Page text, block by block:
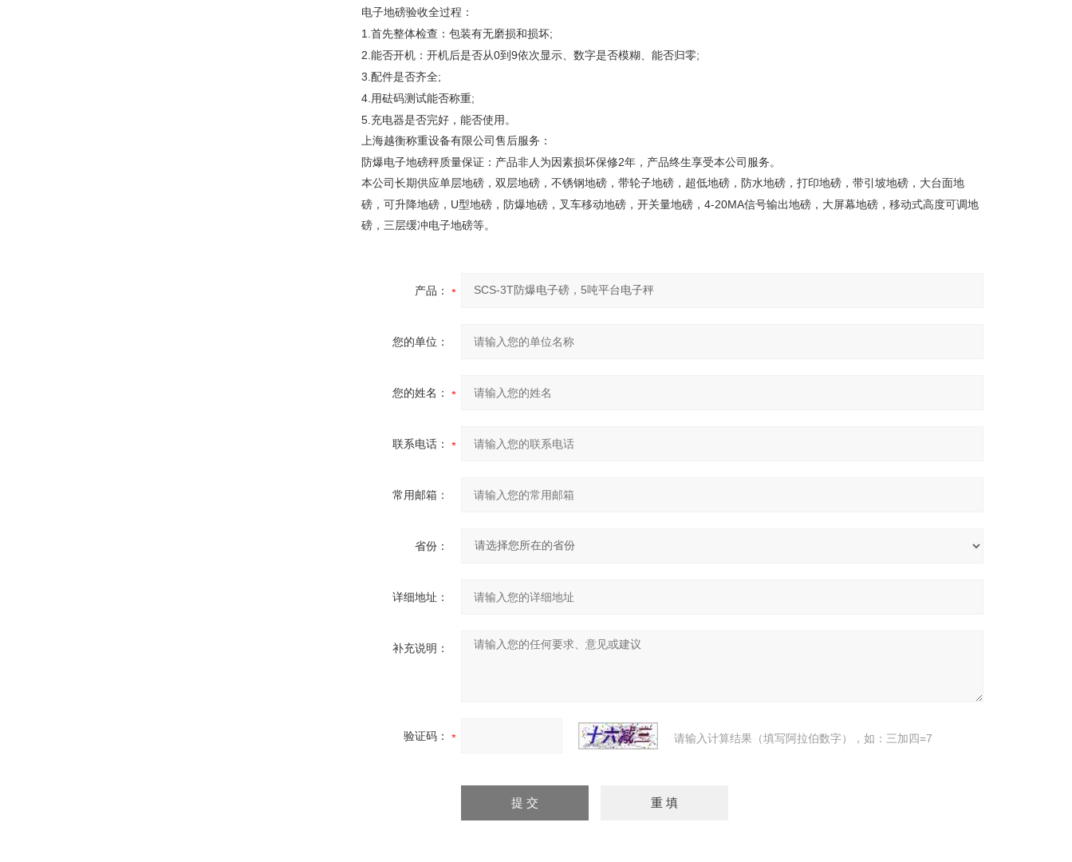
电子地磅验收全过程：
1. 首先整体检查：包装有无磨损和损坏;
2. 能否开机：开机后是否从0到 9依次显示、数字是否模糊、能否归零;
3. 配件是否齐全;
4. 用砝码测试能否称重;
5. 充电器是否完好，能否使用。
上海越衡称重设备有限公司售后服务：
防爆电子地磅秤质量保证：产品非人为因素损坏保修2年，产品终生享受本公司服务。
本公司长期供应单层地磅，双层地磅，不锈钢地磅，带轮子地磅，超低地磅，防水地磅，打印地磅，带引坡地磅，大台面地
磅，可升降地磅， U型地磅，防爆地磅，叉车移动地磅，开关量地磅， 4-20MA信号输出地磅，大屏幕地磅，移动式高度可调地
磅，三层缓冲电子地磅等。
产品：
您的单位：
您的姓名：
联系电话：
常用邮箱：
省份：
详细地址：
补充说明：
验证码： 请输入计算结果（填写阿拉伯数字），如：三加四=7